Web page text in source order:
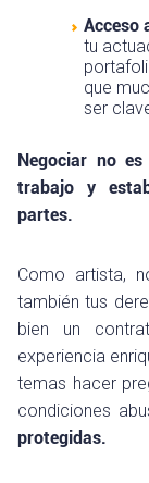
Acceso
tu
que
ser
Negociar no
trabajo y
partes.
Como artista,
también tus
bien un
experiencia
temas hacer
condiciones
protegidas.